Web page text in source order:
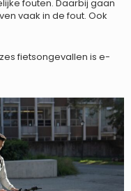
fouten. Daarbij gaan
vaak in de fout. Ook
fietsongevallen is e-